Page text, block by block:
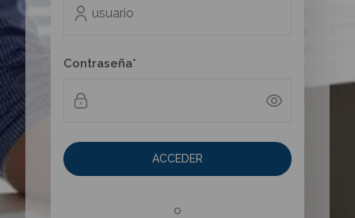
Contraseña*
ACCEDER
o